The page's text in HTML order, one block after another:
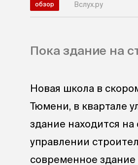
обзор Вслух.ру
Пока здание на
Новая школа в
Тюмени, в квартале
здание находится
управлении
современное здание